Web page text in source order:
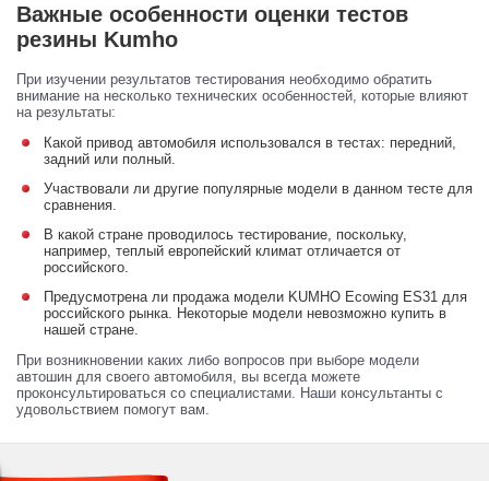
Важные особенности оценки тестов
резины Kumho
При изучении результатов тестирования необходимо обратить
внимание на несколько технических особенностей, которые влияют
на результаты:
Какой привод автомобиля использовался в тестах: передний,
задний или полный.
Участвовали ли другие популярные модели в данном тесте для
сравнения.
В какой стране проводилось тестирование, поскольку,
например, теплый европейский климат отличается от
российского.
Предусмотрена ли продажа модели KUMHO Ecowing ES31 для
российского рынка. Некоторые модели невозможно купить в
нашей стране.
При возникновении каких либо вопросов при выборе модели
автошин для своего автомобиля, вы всегда можете
проконсультироваться со специалистами. Наши консультанты с
удовольствием помогут вам.